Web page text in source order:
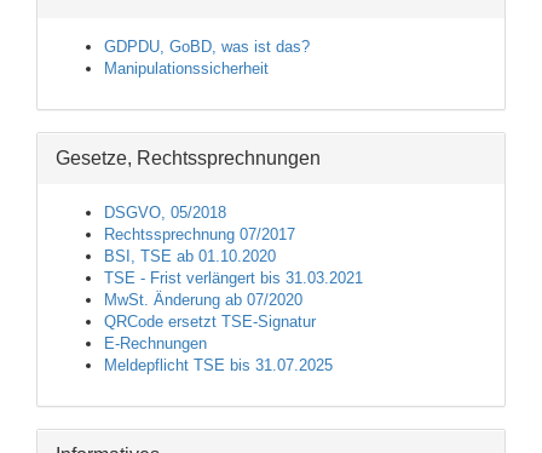
GDPDU, GoBD, was ist das?
Manipulationssicherheit
Gesetze, Rechtssprechnungen
DSGVO, 05/2018
Rechtssprechnung 07/2017
BSI, TSE ab 01.10.2020
TSE - Frist verlängert bis 31.03.2021
MwSt. Änderung ab 07/2020
QRCode ersetzt TSE-Signatur
E-Rechnungen
Meldepflicht TSE bis 31.07.2025